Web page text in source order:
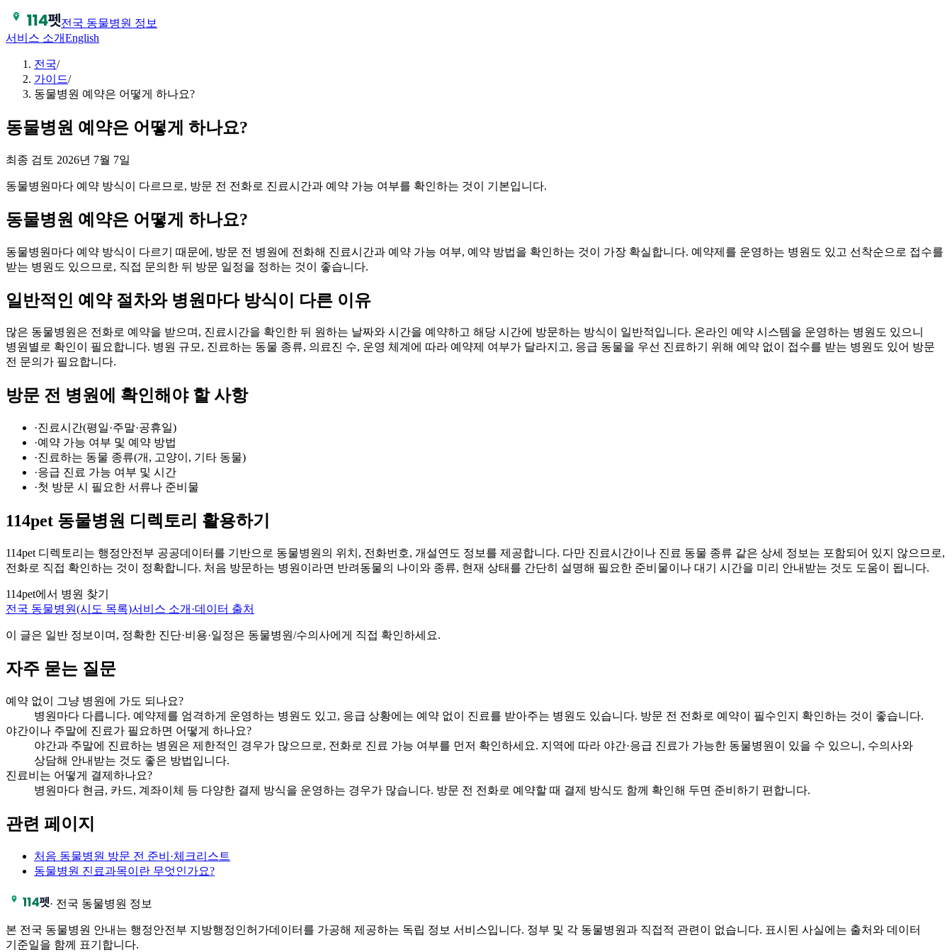
전국 동물병원 정보
서비스 소개English
전국/
가이드/
동물병원 예약은 어떻게 하나요?
동물병원 예약은 어떻게 하나요?
최종 검토 2026년 7월 7일
동물병원마다 예약 방식이 다르므로, 방문 전 전화로 진료시간과 예약 가능 여부를 확인하는 것이 기본입니다.
동물병원 예약은 어떻게 하나요?
동물병원마다 예약 방식이 다르기 때문에, 방문 전 병원에 전화해 진료시간과 예약 가능 여부, 예약 방법을 확인하는 것이 가장 확실합니다. 예약제를 운영하는 병원도 있고 선착순으로 접수를
받는 병원도 있으므로, 직접 문의한 뒤 방문 일정을 정하는 것이 좋습니다.
일반적인 예약 절차와 병원마다 방식이 다른 이유
많은 동물병원은 전화로 예약을 받으며, 진료시간을 확인한 뒤 원하는 날짜와 시간을 예약하고 해당 시간에 방문하는 방식이 일반적입니다. 온라인 예약 시스템을 운영하는 병원도 있으니
병원별로 확인이 필요합니다. 병원 규모, 진료하는 동물 종류, 의료진 수, 운영 체계에 따라 예약제 여부가 달라지고, 응급 동물을 우선 진료하기 위해 예약 없이 접수를 받는 병원도 있어 방문
전 문의가 필요합니다.
방문 전 병원에 확인해야 할 사항
·진료시간(평일·주말·공휴일)
·예약 가능 여부 및 예약 방법
·진료하는 동물 종류(개, 고양이, 기타 동물)
·응급 진료 가능 여부 및 시간
·첫 방문 시 필요한 서류나 준비물
114pet 동물병원 디렉토리 활용하기
114pet 디렉토리는 행정안전부 공공데이터를 기반으로 동물병원의 위치, 전화번호, 개설연도 정보를 제공합니다. 다만 진료시간이나 진료 동물 종류 같은 상세 정보는 포함되어 있지 않으므로,
전화로 직접 확인하는 것이 정확합니다. 처음 방문하는 병원이라면 반려동물의 나이와 종류, 현재 상태를 간단히 설명해 필요한 준비물이나 대기 시간을 미리 안내받는 것도 도움이 됩니다.
114pet에서 병원 찾기
전국 동물병원(시도 목록)서비스 소개·데이터 출처
이 글은 일반 정보이며, 정확한 진단·비용·일정은 동물병원/수의사에게 직접 확인하세요.
자주 묻는 질문
예약 없이 그냥 병원에 가도 되나요?
병원마다 다릅니다. 예약제를 엄격하게 운영하는 병원도 있고, 응급 상황에는 예약 없이 진료를 받아주는 병원도 있습니다. 방문 전 전화로 예약이 필수인지 확인하는 것이 좋습니다.
야간이나 주말에 진료가 필요하면 어떻게 하나요?
야간과 주말에 진료하는 병원은 제한적인 경우가 많으므로, 전화로 진료 가능 여부를 먼저 확인하세요. 지역에 따라 야간·응급 진료가 가능한 동물병원이 있을 수 있으니, 수의사와
상담해 안내받는 것도 좋은 방법입니다.
진료비는 어떻게 결제하나요?
병원마다 현금, 카드, 계좌이체 등 다양한 결제 방식을 운영하는 경우가 많습니다. 방문 전 전화로 예약할 때 결제 방식도 함께 확인해 두면 준비하기 편합니다.
관련 페이지
처음 동물병원 방문 전 준비·체크리스트
동물병원 진료과목이란 무엇인가요?
· 전국 동물병원 정보
본 전국 동물병원 안내는 행정안전부 지방행정인허가데이터를 가공해 제공하는 독립 정보 서비스입니다. 정부 및 각 동물병원과 직접적 관련이 없습니다. 표시된 사실에는 출처와 데이터
기준일을 함께 표기합니다.